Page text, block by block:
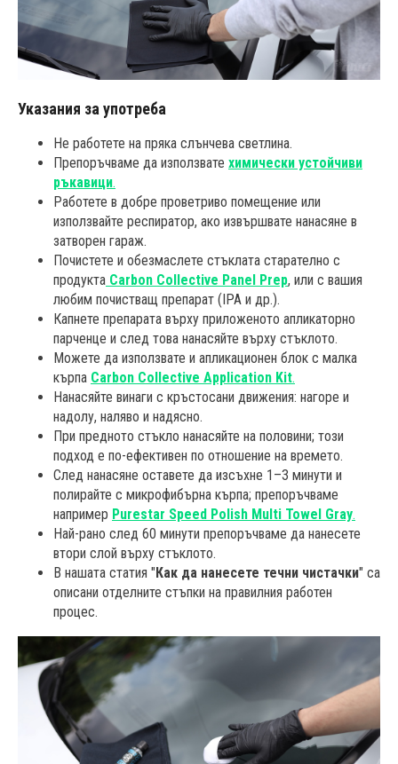
Указания за употреба
Не работете на пряка слънчева светлина.
Препоръчваме да използвате химически устойчиви
ръкавици.
Работете в добре проветриво помещение или
използвайте респиратор, ако извършвате нанасяне в
затворен гараж.
Почистете и обезмаслете стъклата старателно с
продукта Carbon Collective Panel Prep, или с вашия
любим почистващ препарат (IPA и др.).
Капнете препарата върху приложеното апликаторно
парченце и след това нанасяйте върху стъклото.
Можете да използвате и апликационен блок с малка
кърпа Carbon Collective Application Kit.
Нанасяйте винаги с кръстосани движения: нагоре и
надолу, наляво и надясно.
При предното стъкло нанасяйте на половини; този
подход е по-ефективен по отношение на времето.
След нанасяне оставете да изсъхне 1–3 минути и
полирайте с микрофибърна кърпа; препоръчваме
например Purestar Speed Polish Multi Towel Gray.
Най-рано след 60 минути препоръчваме да нанесете
втори слой върху стъклото.
В нашата статия "Как да нанесете течни чистачки" са
описани отделните стъпки на правилния работен
процес.